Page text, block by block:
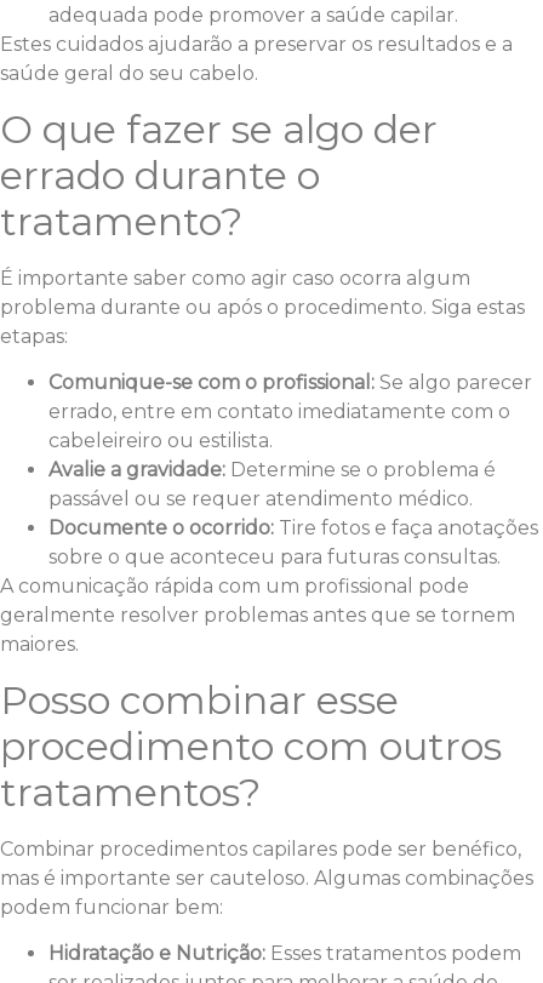
adequada pode promover a saúde capilar.
Estes cuidados ajudarão a preservar os resultados e a
saúde geral do seu cabelo.
O que fazer se algo der
errado durante o
tratamento?
É importante saber como agir caso ocorra algum
problema durante ou após o procedimento. Siga estas
etapas:
Comunique-se com o profissional: Se algo parecer
errado, entre em contato imediatamente com o
cabeleireiro ou estilista.
Avalie a gravidade: Determine se o problema é
passável ou se requer atendimento médico.
Documente o ocorrido: Tire fotos e faça anotações
sobre o que aconteceu para futuras consultas.
A comunicação rápida com um profissional pode
geralmente resolver problemas antes que se tornem
maiores.
Posso combinar esse
procedimento com outros
tratamentos?
Combinar procedimentos capilares pode ser benéfico,
mas é importante ser cauteloso. Algumas combinações
podem funcionar bem:
Hidratação e Nutrição: Esses tratamentos podem